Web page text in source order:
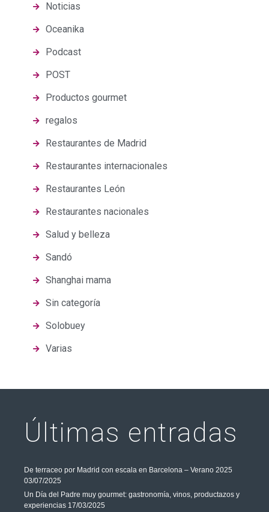
Noticias
Oceanika
Podcast
POST
Productos gourmet
regalos
Restaurantes de Madrid
Restaurantes internacionales
Restaurantes León
Restaurantes nacionales
Salud y belleza
Sandó
Shanghai mama
Sin categoría
Solobuey
Varias
Últimas entradas
De terraceo por Madrid con escala en Barcelona – Verano 2025
03/07/2025
Un Día del Padre muy gourmet: gastronomía, vinos, productazos y
experiencias 17/03/2025